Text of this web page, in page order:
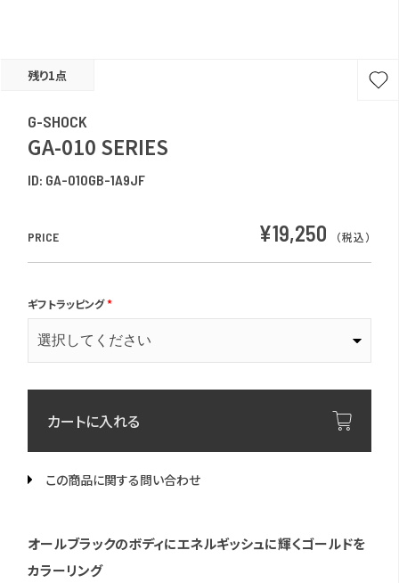
残り1点
G-SHOCK
GA-010 SERIES
ID: GA-010GB-1A9JF
PRICE ¥19,250 （税込）
ギフトラッピング*
カートに入れる
この商品に関する問い合わせ
オールブラックのボディにエネルギッシュに輝くゴールドを
カラーリング